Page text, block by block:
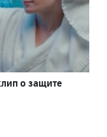
о защите